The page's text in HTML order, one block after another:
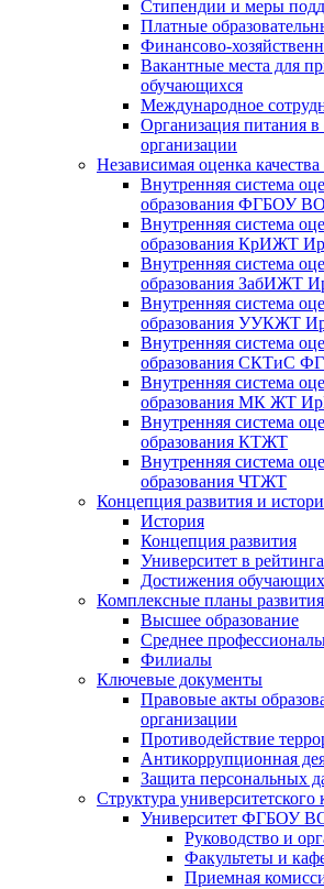
Стипендии и меры
Платные
Финансово-
Вакантные места для
обучающихся
Международное
Организация питания в
организации
Независимая оценка
Внутренняя система
образования ФГБОУ
Внутренняя система
образования КрИЖТ
Внутренняя система
образования ЗабИЖТ
Внутренняя система
образования УУКЖТ
Внутренняя система
образования СКТиС
Внутренняя система
образования МК ЖТ
Внутренняя система
образования КТЖТ
Внутренняя система
образования ЧТЖТ
Концепция развития и
История
Концепция развития
Университет в
Достижения
Комплексные планы
Высшее образование
Среднее
Филиалы
Ключевые документы
Правовые акты
организации
Противодействие
Антикоррупционная
Защита персональных
Структура университетского
Университет ФГБОУ
Руководство и
Факультеты и
Приемная